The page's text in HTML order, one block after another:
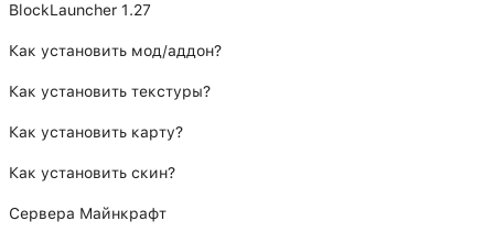
BlockLauncher 1.27
Как установить мод/аддон?
Как установить текстуры?
Как установить карту?
Как установить скин?
Сервера Майнкрафт